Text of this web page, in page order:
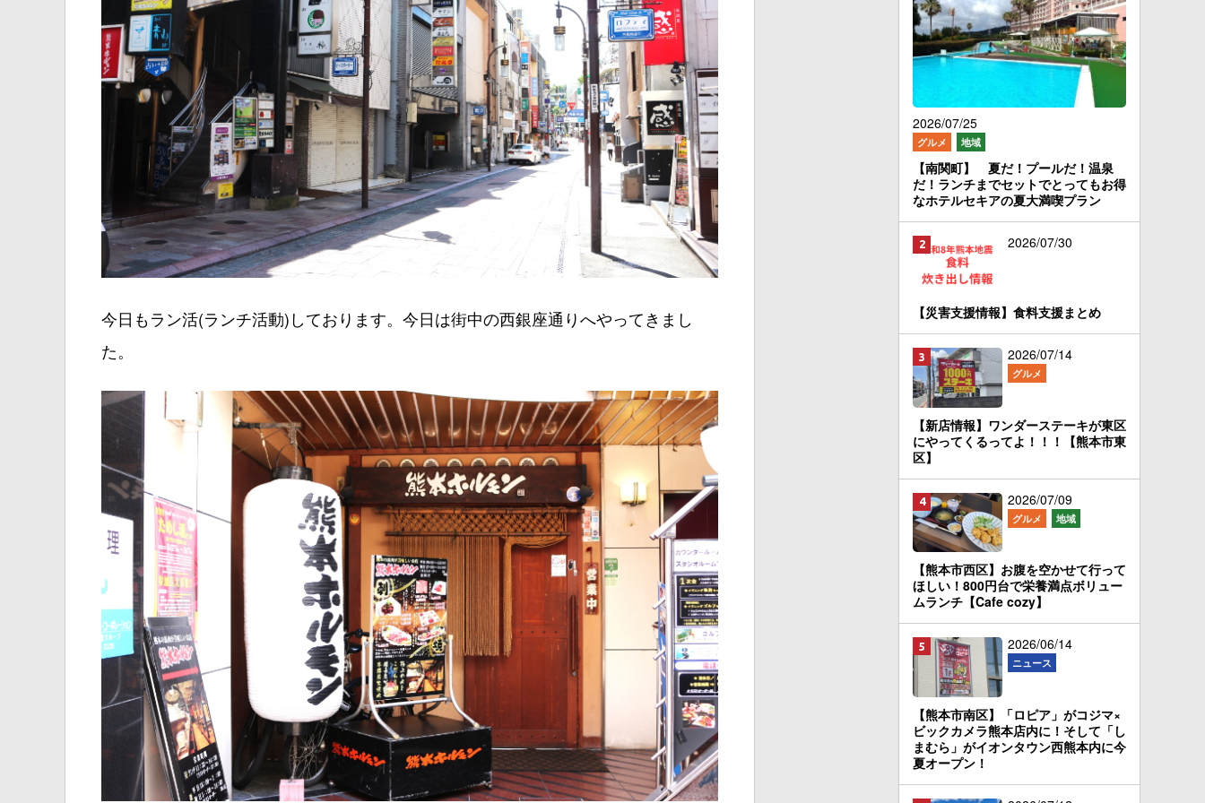
今日もラン活(ランチ活動)しております。今日は街中の西銀座通りへやってきまし
た。
2026/07/25
グルメ 地域
【南関町】 夏だ！プールだ！温泉
だ！ランチまでセットでとってもお得
なホテルセキアの夏大満喫プラン
2026/07/30
【災害支援情報】食料支援まとめ
2026/07/14
グルメ
【新店情報】ワンダーステーキが東区
にやってくるってよ！！！【熊本市東
区】
2026/07/09
グルメ 地域
【熊本市西区】お腹を空かせて行って
ほしい！800円台で栄養満点ボリュー
ムランチ【Cafe cozy】
2026/06/14
ニュース
【熊本市南区】「ロピア」がコジマ×
ビックカメラ熊本店内に！そして「し
まむら」がイオンタウン西熊本内に今
夏オープン！